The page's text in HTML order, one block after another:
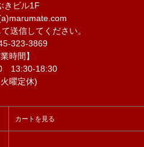
きビル1F
送信してください。
323-3869
業時間】
13:30-18:30
曜定休)
カートを見る